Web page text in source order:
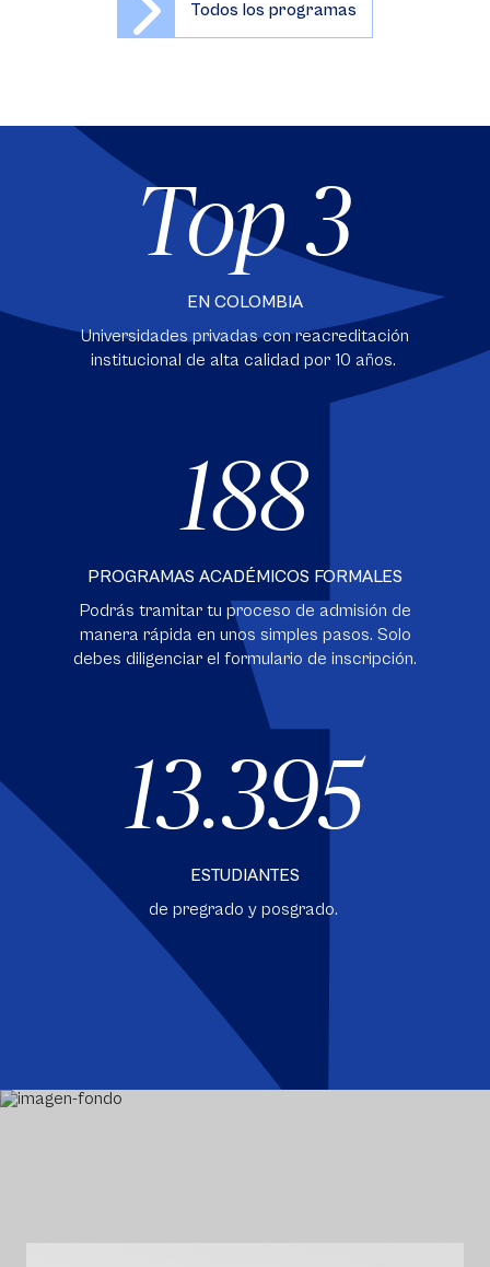
Todos los programas
Top 3
EN COLOMBIA
Universidades privadas con reacreditación
institucional de alta calidad por 10 años.
188
PROGRAMAS ACADÉMICOS FORMALES
Podrás tramitar tu proceso de admisión de
manera rápida en unos simples pasos. Solo
debes diligenciar el formulario de inscripción.
13.395
ESTUDIANTES
de pregrado y posgrado.